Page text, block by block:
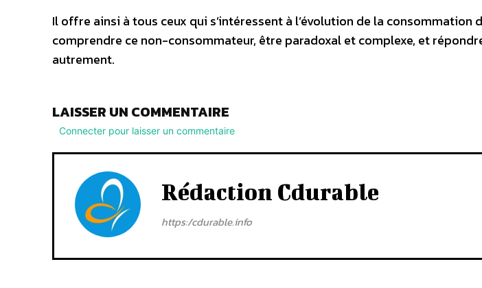
Il offre ainsi à tous ceux qui s’intéressent à l’évolution de la consommation
comprendre ce non-consommateur, être paradoxal et complexe, et
autrement.
LAISSER UN COMMENTAIRE
Connecter pour laisser un commentaire
Rédaction Cdurable
https:/cdurable.info